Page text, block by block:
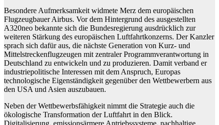
Besondere Aufmerksamkeit widmete Merz dem europäischen
Flugzeugbauer Airbus. Vor dem Hintergrund des ausgestellten
A320neo bekannte sich die Bundesregierung ausdrücklich zur
weiteren Stärkung des europäischen Luftfahrtkonzerns. Der Kanzler
sprach sich dafür aus, die nächste Generation von Kurz- und
Mittelstreckenflugzeugen mit zentraler Programmverantwortung in
Deutschland zu entwickeln und zu produzieren. Damit verband er
industriepolitische Interessen mit dem Anspruch, Europas
technologische Eigenständigkeit gegenüber den Wettbewerbern aus
den USA und Asien auszubauen.
Neben der Wettbewerbsfähigkeit nimmt die Strategie auch die
ökologische Transformation der Luftfahrt in den Blick.